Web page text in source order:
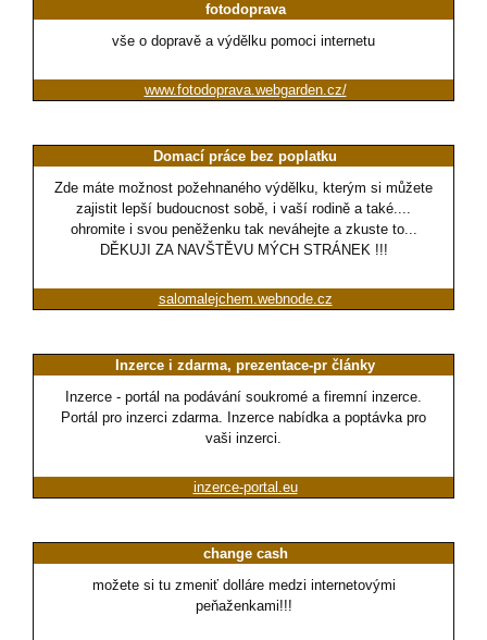
fotodoprava
vše o dopravě a výdělku pomoci internetu
www.fotodoprava.webgarden.cz/
Domací práce bez poplatku
Zde máte možnost požehnaného výdělku, kterým si můžete
zajistit lepší budoucnost sobě, i vaší rodině a také....
ohromite i svou peněženku tak neváhejte a zkuste to...
DĚKUJI ZA NAVŠTĚVU MÝCH STRÁNEK !!!
salomalejchem.webnode.cz
Inzerce i zdarma, prezentace-pr články
Inzerce - portál na podávání soukromé a firemní inzerce.
Portál pro inzerci zdarma. Inzerce nabídka a poptávka pro
vaši inzerci.
inzerce-portal.eu
change cash
možete si tu zmeniť dolláre medzi internetovými
peňaženkami!!!